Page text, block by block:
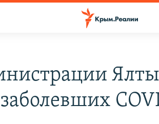
Ялты